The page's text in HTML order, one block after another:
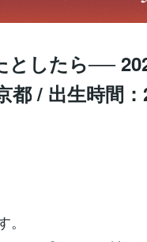
としたら──
都 / 出生時間